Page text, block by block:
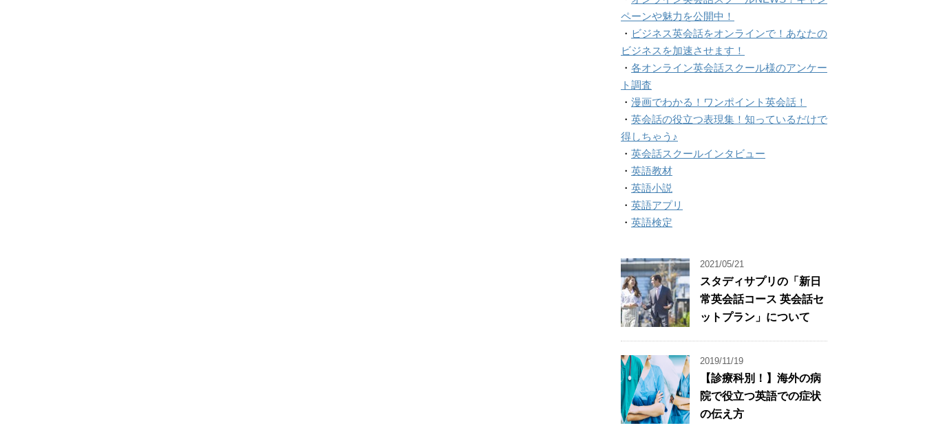
ペーンや魅力を公開中！
・ ビジネス英会話をオンラインで！あなたの
ビジネスを加速させます！
・ 各オンライン英会話スクール様のアンケー
ト調査
・ 漫画でわかる！ワンポイント英会話！
・ 英会話の役立つ表現集！知っているだけで
得しちゃう♪
・ 英会話スクールインタビュー
・ 英語教材
・ 英語小説
・ 英語アプリ
・ 英語検定
2021/05/21
スタディサプリの「新日
常英会話コース 英会話セ
ットプラン」について
2019/11/19
【診療科別！】海外の病
院で役立つ英語での症状
の伝え方